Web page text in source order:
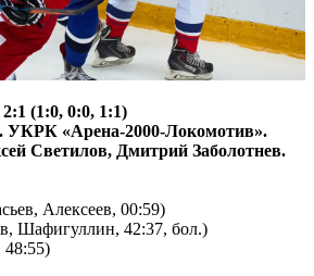
(1:0, 0:0, 1:1)
УКРК «Арена-2000-Локомотив».
Светилов, Дмитрий Заболотнев.
Алексеев, 00:59)
Шафигуллин, 42:37, бол.)
48:55)